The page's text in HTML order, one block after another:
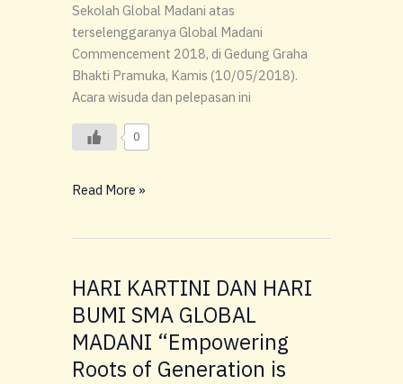
Sekolah Global Madani atas
terselenggaranya Global Madani
Commencement 2018, di Gedung Graha
Bhakti Pramuka, Kamis (10/05/2018).
Acara wisuda dan pelepasan ini
0
Read More »
HARI KARTINI DAN HARI
BUMI SMA GLOBAL
MADANI “Empowering
Roots of Generation is
HARI
KARTINI
DAN
HARI
BUMI